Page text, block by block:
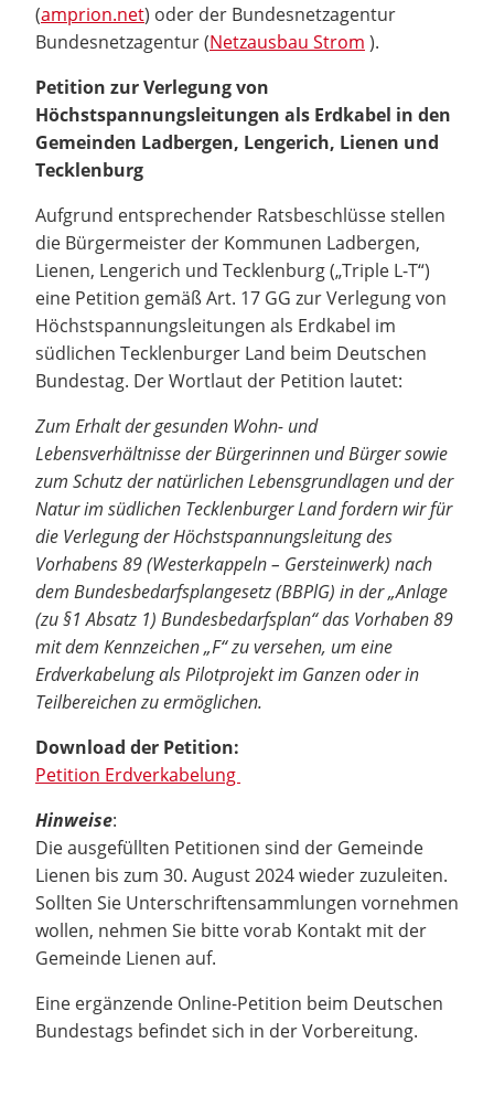
(amprion.net) oder der Bundesnetzagentur
Bundesnetzagentur (Netzausbau Strom ).
Petition zur Verlegung von
Höchstspannungsleitungen als Erdkabel in den
Gemeinden Ladbergen, Lengerich, Lienen und
Tecklenburg
Aufgrund entsprechender Ratsbeschlüsse stellen
die Bürgermeister der Kommunen Ladbergen,
Lienen, Lengerich und Tecklenburg („Triple L-T“)
eine Petition gemäß Art. 17 GG zur Verlegung von
Höchstspannungsleitungen als Erdkabel im
südlichen Tecklenburger Land beim Deutschen
Bundestag. Der Wortlaut der Petition lautet:
Zum Erhalt der gesunden Wohn- und
Lebensverhältnisse der Bürgerinnen und Bürger sowie
zum Schutz der natürlichen Lebensgrundlagen und der
Natur im südlichen Tecklenburger Land fordern wir für
die Verlegung der Höchstspannungsleitung des
Vorhabens 89 (Westerkappeln – Gersteinwerk) nach
dem Bundesbedarfsplangesetz (BBPlG) in der „Anlage
(zu §1 Absatz 1) Bundesbedarfsplan“ das Vorhaben 89
mit dem Kennzeichen „F“ zu versehen, um eine
Erdverkabelung als Pilotprojekt im Ganzen oder in
Teilbereichen zu ermöglichen.
Download der Petition:
Petition Erdverkabelung
Hinweise:
Die ausgefüllten Petitionen sind der Gemeinde
Lienen bis zum 30. August 2024 wieder zuzuleiten.
Sollten Sie Unterschriftensammlungen vornehmen
wollen, nehmen Sie bitte vorab Kontakt mit der
Gemeinde Lienen auf.
Eine ergänzende Online-Petition beim Deutschen
Bundestags befindet sich in der Vorbereitung.